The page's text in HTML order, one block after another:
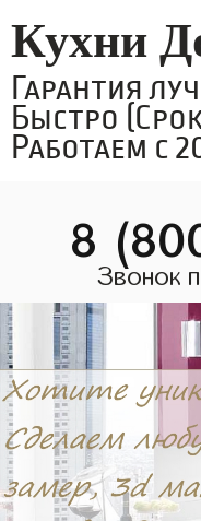
Кухни
Гарантия
Быстро
Работаем с
8
Звонок